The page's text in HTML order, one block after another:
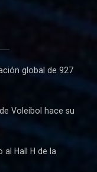
global de 927
Voleibol hace su
al Hall H de la